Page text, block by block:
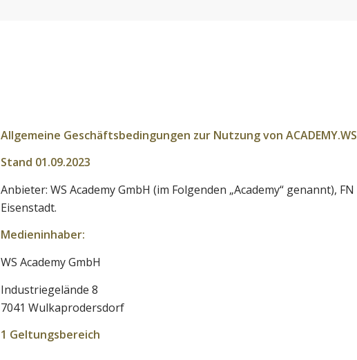
Allgemeine Geschäftsbedingungen zur Nutzung von ACADEMY.WS
Stand 01.09.2023
Anbieter: WS Academy GmbH (im Folgenden „Academy“ genannt),
Eisenstadt.
Medieninhaber:
WS Academy GmbH
Industriegelände 8
7041 Wulkaprodersdorf
1 Geltungsbereich